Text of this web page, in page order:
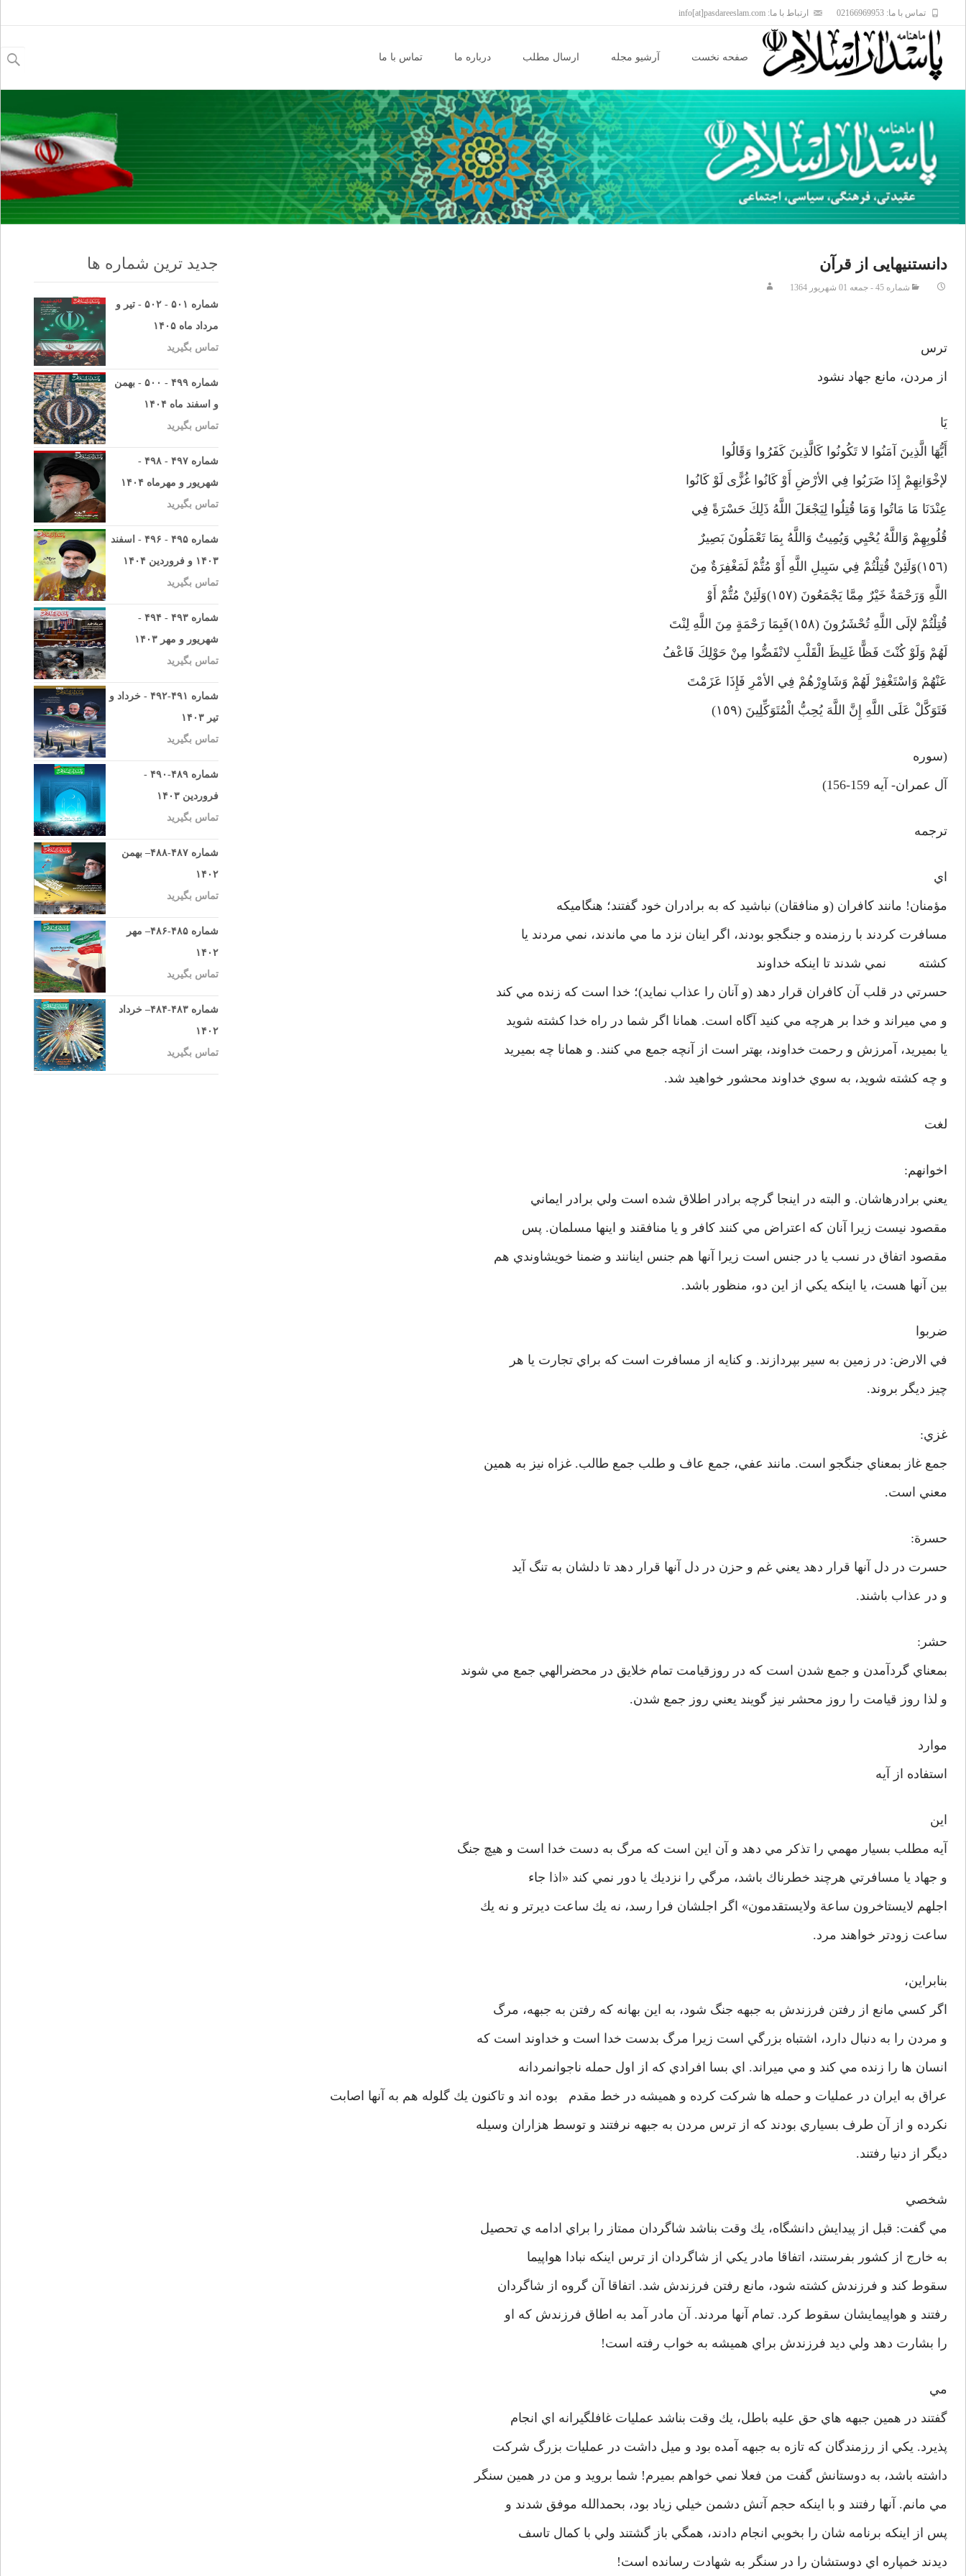
تماس با ما: 02166969953 ارتباط با ما: info[at]pasdareeslam.com
content
صفحه نخست آرشیو مجله ارسال مطلب درباره ما تماس با ما
برای:
دانستنیهایی از قرآن
شماره 45 - جمعه 01 شهريور 1364
ترس
از مردن، مانع جهاد نشود
يَا
أَيُّهَا الَّذِينَ آمَنُوا لا تَكُونُوا كَالَّذِينَ كَفَرُوا وَقَالُوا
لإخْوَانِهِمْ إِذَا ضَرَبُوا فِي الأرْضِ أَوْ كَانُوا غُزًّى لَوْ كَانُوا
عِنْدَنَا مَا مَاتُوا وَمَا قُتِلُوا لِيَجْعَلَ اللَّهُ ذَلِكَ حَسْرَةً فِي
قُلُوبِهِمْ وَاللَّهُ يُحْيِي وَيُمِيتُ وَاللَّهُ بِمَا تَعْمَلُونَ بَصِيرٌ
(١٥٦)وَلَئِنْ قُتِلْتُمْ فِي سَبِيلِ اللَّهِ أَوْ مُتُّمْ لَمَغْفِرَةٌ مِنَ
اللَّهِ وَرَحْمَةٌ خَيْرٌ مِمَّا يَجْمَعُونَ (١٥٧)وَلَئِنْ مُتُّمْ أَوْ
قُتِلْتُمْ لإلَى اللَّهِ تُحْشَرُونَ (١٥٨)فَبِمَا رَحْمَةٍ مِنَ اللَّهِ لِنْتَ
لَهُمْ وَلَوْ كُنْتَ فَظًّا غَلِيظَ الْقَلْبِ لانْفَضُّوا مِنْ حَوْلِكَ فَاعْفُ
عَنْهُمْ وَاسْتَغْفِرْ لَهُمْ وَشَاوِرْهُمْ فِي الأمْرِ فَإِذَا عَزَمْتَ
فَتَوَكَّلْ عَلَى اللَّهِ إِنَّ اللَّهَ يُحِبُّ الْمُتَوَكِّلِينَ (١٥٩)
(سوره
آل عمران- آيه 159-156)
ترجمه
اي
مؤمنان! مانند كافران (و منافقان) نباشيد كه به برادران خود گفتند؛ هنگاميكه
مسافرت كردند با رزمنده و جنگجو بودند، اگر اينان نزد ما مي ماندند، نمي مردند يا
كشته نمي شدند تا اينكه خداوند
حسرتي در قلب آن كافران قرار دهد (و آنان را عذاب نمايد)؛ خدا است كه زنده مي كند
و مي ميراند و خدا بر هرچه مي كنيد آگاه است. همانا اگر شما در راه خدا كشته شويد
يا بميريد، آمرزش و رحمت خداوند، بهتر است از آنچه جمع مي كنند. و همانا چه بميريد
و چه كشته شويد، به سوي خداوند محشور خواهيد شد.
لغت
اخوانهم:
يعني برادرهاشان. و البته در اينجا گرچه برادر اطلاق شده است ولي برادر ايماني
مقصود نيست زيرا آنان كه اعتراض مي كنند كافر و يا منافقند و اينها مسلمان. پس
مقصود اتفاق در نسب يا در جنس است زيرا آنها هم جنس اينانند و ضمنا خويشاوندي هم
بين آنها هست، يا اينكه يكي از اين دو، منظور باشد.
ضربوا
في الارض: در زمين به سير بپردازند. و كنايه از مسافرت است كه براي تجارت يا هر
چيز ديگر بروند.
غزي:
جمع غاز بمعناي جنگجو است. مانند عفي، جمع عاف و طلب جمع طالب. غزاه نيز به همين
معني است.
حسرة:
حسرت در دل آنها قرار دهد يعني غم و حزن در دل آنها قرار دهد تا دلشان به تنگ آيد
و در عذاب باشند.
حشر:
بمعناي گردآمدن و جمع شدن است كه در روزقيامت تمام خلايق در محضرالهي جمع مي شوند
و لذا روز قيامت را روز محشر نيز گويند يعني روز جمع شدن.
موارد
استفاده از آيه
اين
آيه مطلب بسيار مهمي را تذكر مي دهد و آن اين است كه مرگ به دست خدا است و هيچ جنگ
و جهاد يا مسافرتي هرچند خطرناك باشد، مرگي را نزديك يا دور نمي كند «اذا جاء
اجلهم لايستاخرون ساعة ولایستقدمون» اگر اجلشان فرا رسد، نه يك ساعت ديرتر و نه يك
ساعت زودتر خواهند مرد.
بنابراين،
اگر كسي مانع از رفتن فرزندش به جبهه جنگ شود، به اين بهانه كه رفتن به جبهه، مرگ
و مردن را به دنبال دارد، اشتباه بزرگي است زيرا مرگ بدست خدا است و خداوند است كه
انسان ها را زنده مي كند و مي ميراند. اي بسا افرادي كه از اول حمله ناجوانمردانه
عراق به ايران در عمليات و حمله ها شركت كرده و هميشه در خط مقدم بوده اند و تاكنون يك گلوله هم به آنها اصابت
نكرده و از آن طرف بسياري بودند كه از ترس مردن به جبهه نرفتند و توسط هزاران وسيله
ديگر از دنيا رفتند.
شخصي
مي گفت: قبل از پيدايش دانشگاه، يك وقت بناشد شاگردان ممتاز را براي ادامه ي تحصيل
به خارج از كشور بفرستند، اتفاقا مادر يكي از شاگردان از ترس اينكه نبادا هواپيما
سقوط كند و فرزندش كشته شود، مانع رفتن فرزندش شد. اتفاقا آن گروه از شاگردان
رفتند و هواپيمايشان سقوط كرد. تمام آنها مردند. آن مادر آمد به اطاق فرزندش كه او
را بشارت دهد ولي ديد فرزندش براي هميشه به خواب رفته است!
مي
گفتند در همين جبهه هاي حق عليه باطل، يك وقت بناشد عمليات غافلگيرانه اي انجام
پذيرد. يكي از رزمندگان كه تازه به جبهه آمده بود و ميل داشت در عمليات بزرگ شركت
داشته باشد، به دوستانش گفت من فعلا نمي خواهم بميرم! شما برويد و من در همين سنگر
مي مانم. آنها رفتند و با اينكه حجم آتش دشمن خيلي زياد بود، بحمدالله موفق شدند و
پس از اينكه برنامه شان را بخوبي انجام دادند، همگي باز گشتند ولي با كمال تاسف
ديدند خمپاره اي دوستشان را در سنگر به شهادت رسانده است!
جدید ترین شماره ها
شماره ۵۰۱ - ۵۰۲ - تیر و
مرداد ماه ۱۴۰۵
تماس بگیرید
شماره ۴۹۹ - ۵۰۰ - بهمن
و اسفند ماه ۱۴۰۴
تماس بگیرید
شماره ۴۹۷ - ۴۹۸ -
شهریور و مهرماه ۱۴۰۴
تماس بگیرید
شماره ۴۹۵ - ۴۹۶ - اسفند
۱۴۰۳ و فروردین ۱۴۰۴
تماس بگیرید
شماره ۴۹۳ - ۴۹۴ -
شهریور و مهر ۱۴۰۳
تماس بگیرید
شماره ۴۹۱-۴۹۲ - خرداد و
تیر ۱۴۰۳
تماس بگیرید
شماره ۴۸۹-۴۹۰ -
فروردین ۱۴۰۳
تماس بگیرید
شماره ۴۸۷-۴۸۸– بهمن
۱۴۰۲
تماس بگیرید
شماره ۴۸۵-۴۸۶– مهر
۱۴۰۲
تماس بگیرید
شماره ۴۸۳-۴۸۴– خرداد
۱۴۰۲
تماس بگیرید